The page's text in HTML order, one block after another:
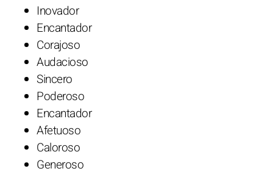
Inovador
Encantador
Corajoso
Audacioso
Sincero
Poderoso
Encantador
Afetuoso
Caloroso
Generoso